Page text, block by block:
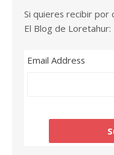
Si quieres recibir por
El Blog de Loretahur:
Email Address